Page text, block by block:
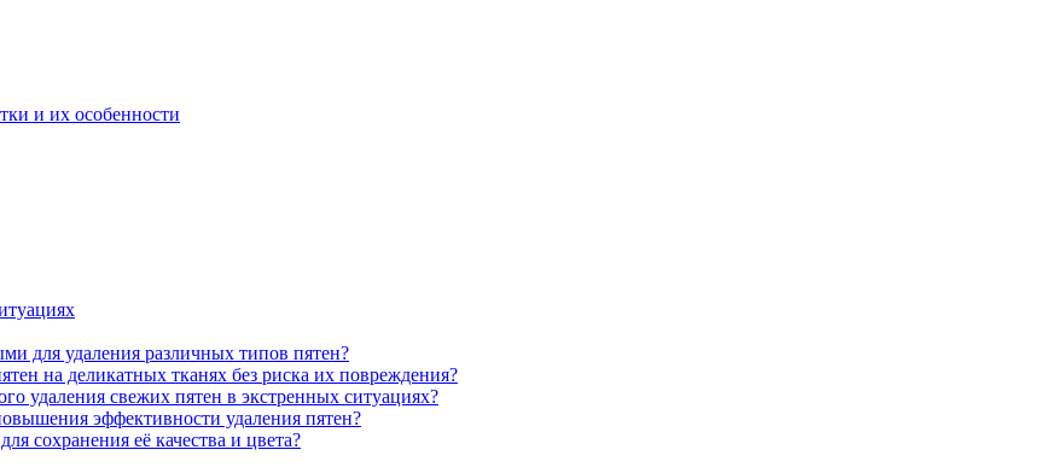
и их особенности
для удаления различных типов пятен?
на деликатных тканях без риска их повреждения?
удаления свежих пятен в экстренных ситуациях?
эффективности удаления пятен?
сохранения её качества и цвета?